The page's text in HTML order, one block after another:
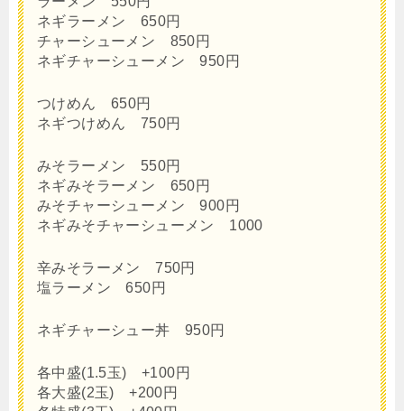
ネギラーメン 650円
チャーシューメン 850円
ネギチャーシューメン 950円
つけめん 650円
ネギつけめん 750円
みそラーメン 550円
ネギみそラーメン 650円
みそチャーシューメン 900円
ネギみそチャーシューメン 1000
辛みそラーメン 750円
塩ラーメン 650円
ネギチャーシュー丼 950円
各中盛(1.5玉) +100円
各大盛(2玉) +200円